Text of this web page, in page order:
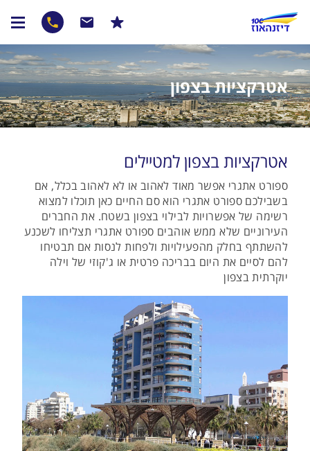
אטרקציות בצפון
אטרקציות בצפון למטיילים
ספורט אתגרי אפשר מאוד לאהוב או לא לאהוב בכלל, אם
בשבילכם ספורט אתגרי הוא סם החיים כאן תוכלו למצוא
רשימה של אפשרויות לבילוי בצפון בשטח. את החברים
העירוניים שלא ממש אוהבים ספורט אתגרי תצליחו לשכנע
להשתתף בחלק מהפעילויות ולפחות לנסות אם תבטיחו
להם לסיים את היום בבריכה פרטית או ג'קוזי של וילה
יוקרתית בצפון